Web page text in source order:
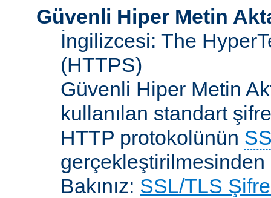
Güvenli Hiper Metin
İngilizcesi: The
(HTTPS)
Güvenli Hiper Metin
kullanılan standart
HTTP protokolünün
Bakınız: SSL/TLS